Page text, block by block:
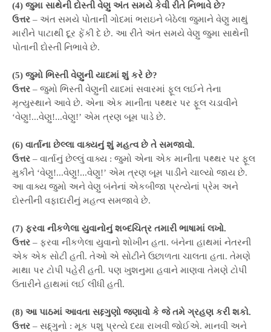
(4) જુમા સાથેની દોસ્તી વેણુ અંત સમયે કેવી રીતે નિભાવે છે?
ઉત્તર – અંત સમયે પોતાની ગોદમાં ભરાઇને બેઠેલા જુમાને વેણુ માથું
મારીને પાટાથી દૂર ફેંકી દે છે. આ રીતે અંત સમયે વેણુ જુમા સાથેની
પોતાની દોસ્તી નિભાવે છે.
(5) જુમો ભિસ્તી વેણુની યાદમાં શું કરે છે?
ઉત્તર – જુમો ભિસ્તી વેણુની યાદમાં સવારમાં ફૂલ લઈને તેના
મૃત્યુસ્થાને આવે છે. એના એક માનીતા પથ્થર પર ફૂલ ચડાવીને
‘વેણુ!...વેણુ!...વેણુ!’ એમ ત્રણ બૂમ પાડે છે.
(6) વાર્તાના છેલ્લા વાક્યનું શું મહત્વ છે તે સમજાવો.
ઉત્તર – વાર્તાનું છેલ્લું વાક્ય : જુમો એના એક માનીતા પથ્થર પર ફૂલ
મુકીને ‘વેણુ!...વેણુ!...વેણુ!’ એમ ત્રણ બૂમ પાડીને ચાલ્યો જાય છે.
આ વાક્ય જુમો અને વેણુ બંનેનાં એકબીજા પ્રત્યેનાં પ્રેમ અને
દોસ્તીની વફાદારીનું મહત્વ સમજાવે છે.
(7) ફરવા નીકળેલા યુવાનોનું શબ્દચિત્ર તમારી ભાષામાં લખો.
ઉત્તર – ફરવા નીકળેલા યુવાનો શોખીન હતા. બંનેના હાથમાં નેતરની
એક એક સોટી હતી. તેઓ એ સોટીને ઉછાળતા ચાલતા હતા. તેમણે
માથા પર ટોપી પહેરી હતી. પણ ખુશનુમા હવાને માણવા તેમણે ટોપી
ઉતારીને હાથમાં લઈ લીધી હતી.
(8) આ પાઠમાં આવતા સદ્દગુણો જણાવો કે જે તમે ગ્રહણ કરી શકો.
ઉત્તર – સદ્દ્ગુનો : મૂક પશુ પ્રત્યે દયા રાખવી જોઈએ. માનવી અને